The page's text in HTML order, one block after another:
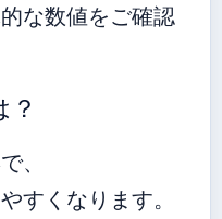
な数値をご確認
？
、
すくなります。